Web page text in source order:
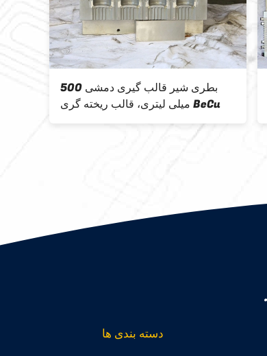
بطری شیر قالب گیری دمشی 500
میلی لیتری، قالب ریخته گری BeCu
دسته بندی ها